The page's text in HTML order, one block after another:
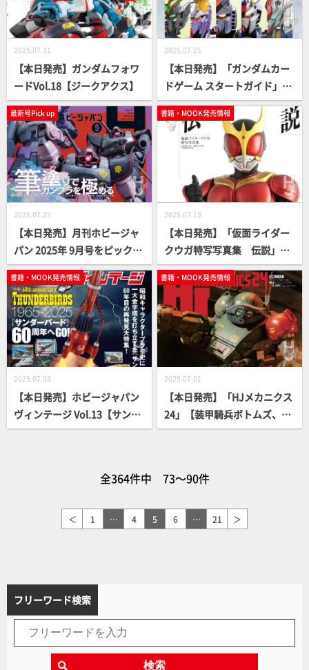
2025.07.31
【本日発売】ガンダムフォワ
ードVol.18【ジークアクス】
2025.07.25
【本日発売】「ガンダムカー
ドゲーム スタートガイド」
【ガンダム】
最新号Pick up
2025.07.25
【本日発売】月刊ホビージャ
パン 2025年 9月号をピックア
ップ！
書籍・MOOK発売情報
2025.07.15
【本日発売】「仮面ライダー
クウガ特写写真集 伝説」
【仮面ライダー】
書籍・MOOK発売情報
2025.07.08
【本日発売】ホビージャパン
ヴィンテージ Vol.13【サンダ
ーバード】
書籍・MOOK発売情報
2025.07.01
【本日発売】「HJメカニクス
24」【装甲騎兵ボトムズ、再
び】
全364件中 73～90件
＜ 1 … 4 5 6 … 21 ＞
フリーワード検索
検索